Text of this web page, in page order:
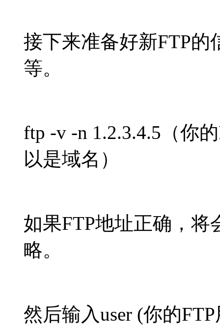
接下来准备好新FTP
等。
ftp -v -n 1.2.3.4.5（你
以是域名）
如果FTP地址正确，
略。
然后输入user (你的